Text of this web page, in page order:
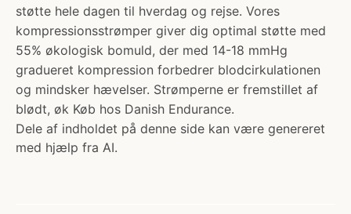
støtte hele dagen til hverdag og rejse. Vores
kompressionsstrømper giver dig optimal støtte med
55% økologisk bomuld, der med 14-18 mmHg
gradueret kompression forbedrer blodcirkulationen
og mindsker hævelser. Strømperne er fremstillet af
blødt, øk Køb hos Danish Endurance.
Dele af indholdet på denne side kan være genereret
med hjælp fra AI.